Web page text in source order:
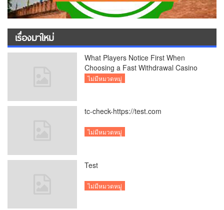
เรื่องมาใหม่
What Players Notice First When
Choosing a Fast Withdrawal Casino
UK
ไม่มีหมวดหมู่
tc-check-https://test.com
ไม่มีหมวดหมู่
Test
ไม่มีหมวดหมู่